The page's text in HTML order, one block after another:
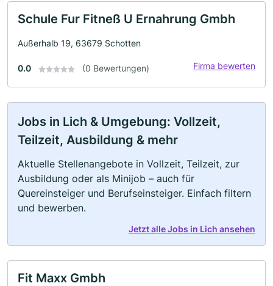
Schule Fur Fitneß U Ernahrung Gmbh
Außerhalb 19, 63679 Schotten
0.0 (0 Bewertungen) Firma bewerten
Jobs in Lich & Umgebung: Vollzeit,
Teilzeit, Ausbildung & mehr
Aktuelle Stellenangebote in Vollzeit, Teilzeit, zur
Ausbildung oder als Minijob – auch für
Quereinsteiger und Berufseinsteiger. Einfach filtern
und bewerben.
Jetzt alle Jobs in Lich ansehen
Fit Maxx Gmbh